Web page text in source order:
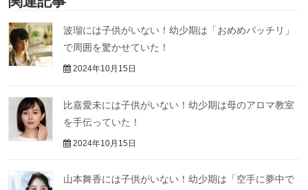
波瑠には子供がいない！幼少期は「おめめパッチリ」
で周囲を驚かせていた！
2024年10月15日
比嘉愛未には子供がいない！幼少期は母のアロマ教室
を手伝っていた！
2024年10月15日
山本舞香には子供がいない！幼少期は「空手に夢中で